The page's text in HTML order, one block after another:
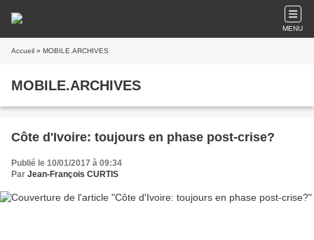
MENU
Accueil » MOBILE.ARCHIVES
MOBILE.ARCHIVES
Côte d'Ivoire: toujours en phase post-crise?
Publié le 10/01/2017 à 09:34
Par Jean-François CURTIS